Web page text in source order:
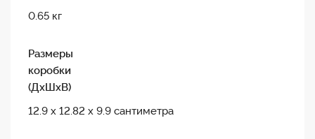
0.65 кг
Размеры
коробки
(ДxШxВ)
12.9 х 12.82 х 9.9 сантиметра